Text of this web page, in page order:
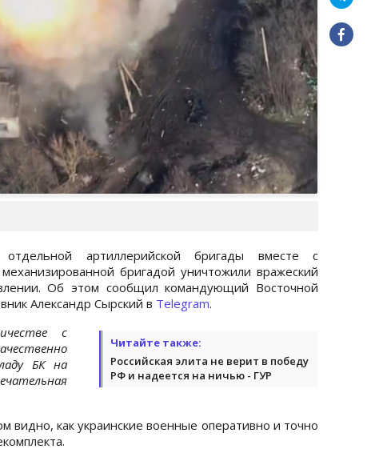
артиллерийской бригады вместе с
бригадой уничтожили вражеский
Об этом сообщил командующий Восточной
Александр Сырский в Telegram.
Читайте также:
Российская элита не верит в победу
РФ и надеется на ничью - ГУР
с
БК на
видно, как украинские военные оперативно и точно